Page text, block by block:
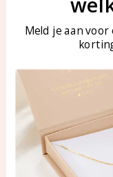
Veelgestelde vragen
Sieraden onderhouden
Producten
Alle producten
Meld je aan